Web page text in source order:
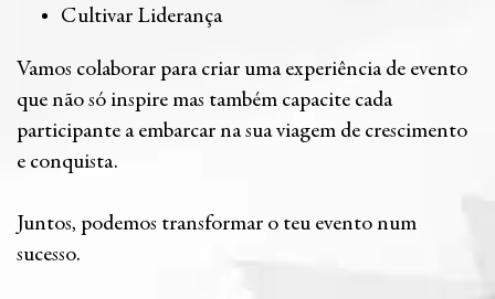
Cultivar Liderança
Vamos colaborar para criar uma experiência de evento
que não só inspire mas também capacite cada
participante a embarcar na sua viagem de crescimento
e conquista.
Juntos, podemos transformar o teu evento num
sucesso.